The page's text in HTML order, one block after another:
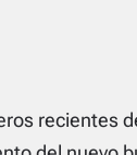
recientes